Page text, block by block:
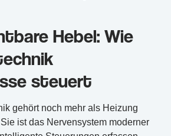
Hebel: Wie
steuert
gehört noch mehr als Heizung
ist das Nervensystem moderner